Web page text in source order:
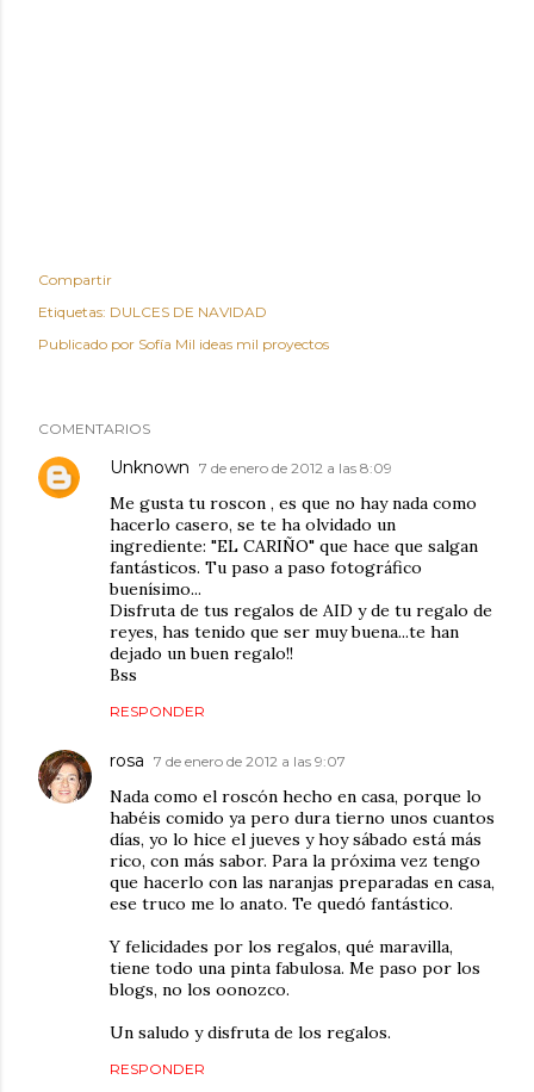
Compartir
Etiquetas: DULCES DE NAVIDAD
Publicado por Sofía Mil ideas mil proyectos
COMENTARIOS
Unknown 7 de enero de 2012 a las 8:09
Me gusta tu roscon , es que no hay nada como
hacerlo casero, se te ha olvidado un
ingrediente: "EL CARIÑO" que hace que salgan
fantásticos. Tu paso a paso fotográfico
buenísimo...
Disfruta de tus regalos de AID y de tu regalo de
reyes, has tenido que ser muy buena...te han
dejado un buen regalo!!
Bss
RESPONDER
rosa 7 de enero de 2012 a las 9:07
Nada como el roscón hecho en casa, porque lo
habéis comido ya pero dura tierno unos cuantos
días, yo lo hice el jueves y hoy sábado está más
rico, con más sabor. Para la próxima vez tengo
que hacerlo con las naranjas preparadas en casa,
ese truco me lo anato. Te quedó fantástico.
Y felicidades por los regalos, qué maravilla,
tiene todo una pinta fabulosa. Me paso por los
blogs, no los oonozco.
Un saludo y disfruta de los regalos.
RESPONDER